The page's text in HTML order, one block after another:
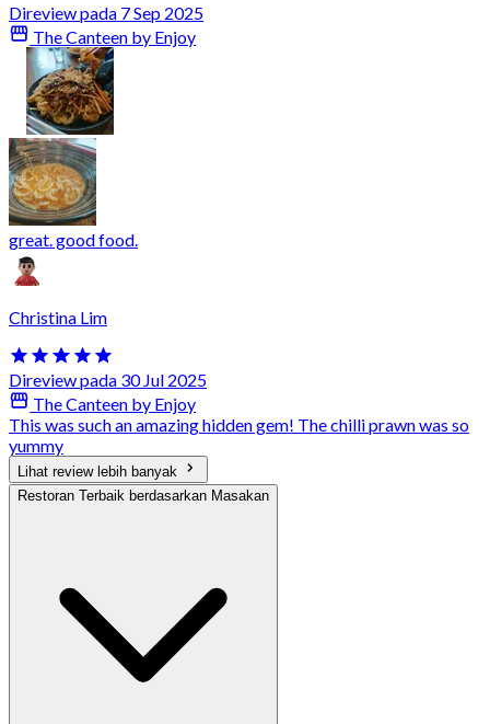
Direview pada 7 Sep 2025
The Canteen by Enjoy
great. good food.
Christina Lim
Direview pada 30 Jul 2025
The Canteen by Enjoy
This was such an amazing hidden gem! The chilli prawn was so
yummy
Lihat review lebih banyak
Restoran Terbaik berdasarkan Masakan